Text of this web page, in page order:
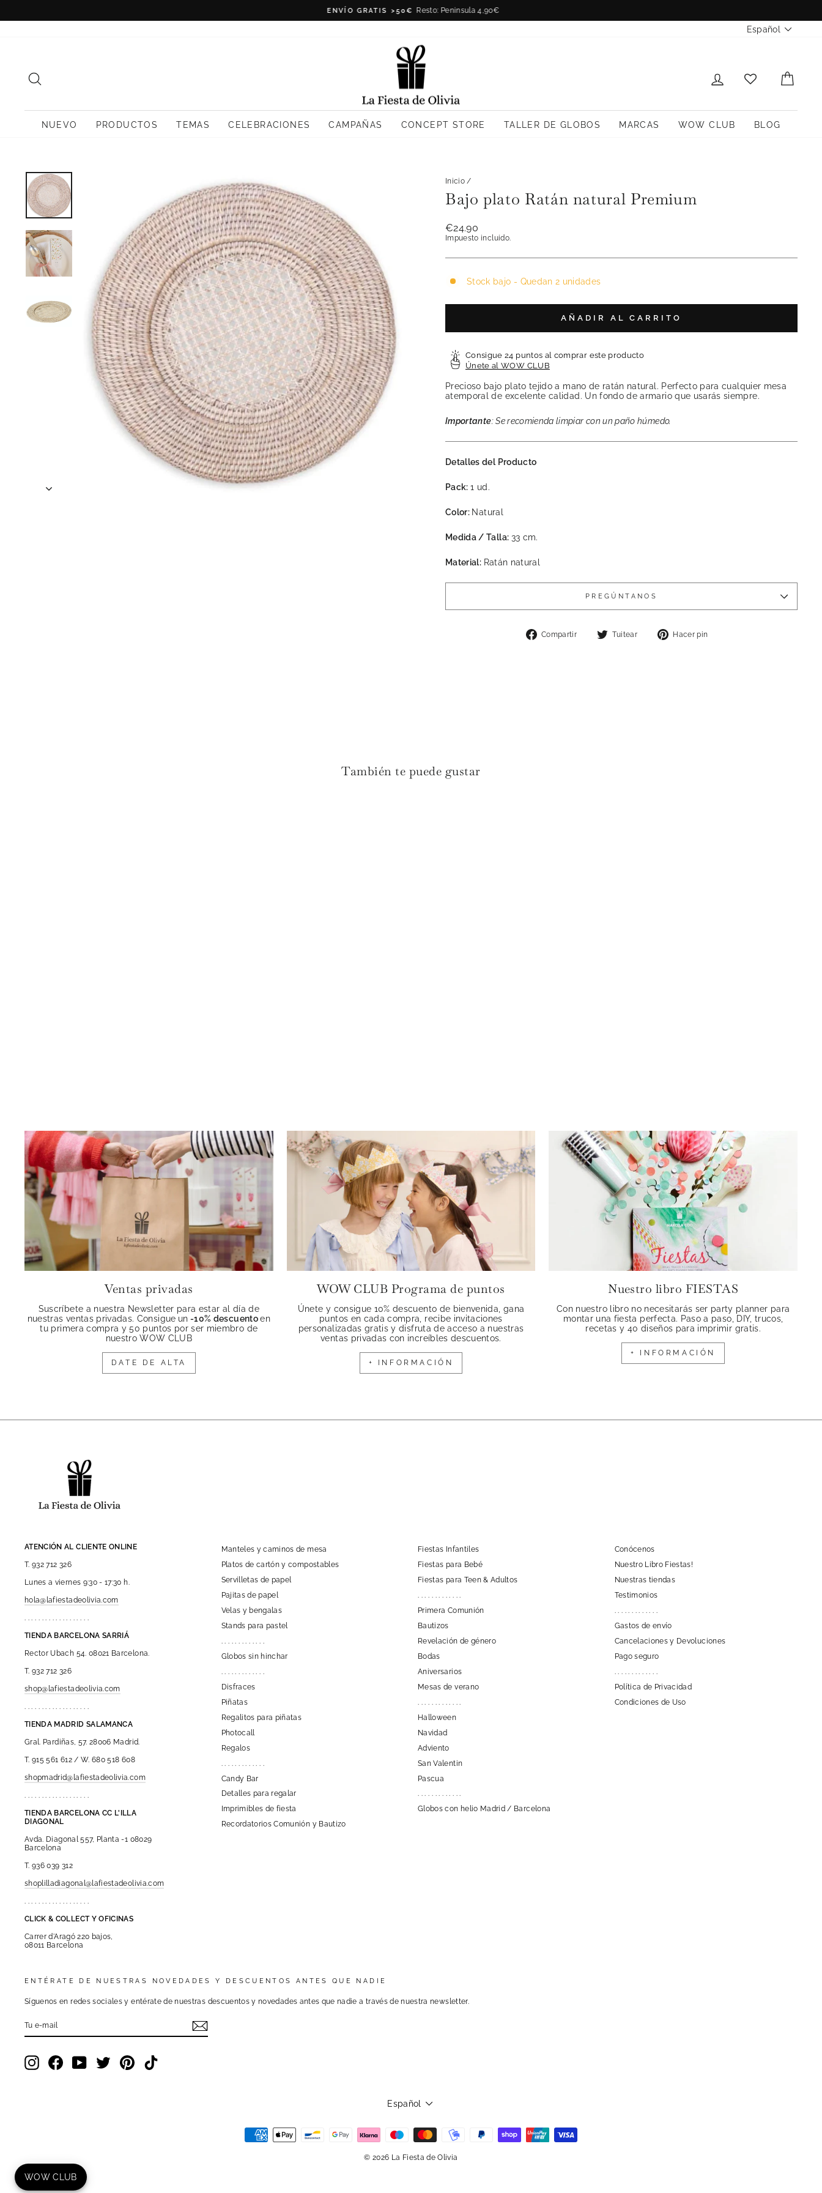
diapositivas
ENVÍO GRATIS >50€ Resto: Peninsula 4,90€
Idioma
Español
INICIAR SESIÓN
NUEVO PRODUCTOS TEMAS CELEBRACIONES CAMPAÑAS CONCEPT STORE TALLER DE GLOBOS MARCAS WOW CLUB BLOG
Inicio /
Bajo plato Ratán natural Premium
Precio
habitual
€24.90
Impuesto incluido.
Stock bajo - Quedan 2 unidades
AÑADIR AL CARRITO
Consigue 24 puntos al comprar este producto
Únete al WOW CLUB
Precioso bajo plato tejido a mano de ratán natural. Perfecto para cualquier mesa
atemporal de excelente calidad. Un fondo de armario que usarás siempre.
Importante: Se recomienda limpiar con un paño húmedo.
Detalles del Producto
Pack:1 ud.
Color: Natural
Medida / Talla: 33 cm.
Material: Ratán natural
PREGÚNTANOS
Compartir
Compartir
Tuitear
TuitearHacer pin
También te puede gustar
Ventas privadas
Suscríbete a nuestra Newsletter para estar al día de
nuestras ventas privadas. Consigue un -10% descuentoen
tu primera compra y 50 puntos por ser miembro de
nuestro WOW CLUB
DATE DE ALTA
WOW CLUB Programa de puntos
Únete y consigue 10% descuento de bienvenida, gana
puntos en cada compra, recibe invitaciones
personalizadas gratis y disfruta de acceso a nuestras
ventas privadas con increíbles descuentos.
+ INFORMACIÓN
Nuestro libro FIESTAS
Con nuestro libro no necesitarás ser party planner para
montar una fiesta perfecta. Paso a paso, DIY, trucos,
recetas y 40 diseños para imprimir gratis.
+ INFORMACIÓN
ATENCIÓN AL CLIENTE ONLINE
T. 932 712 326
Lunes a viernes 9:30 - 17:30 h.
hola@lafiestadeolivia.com
. . . . . . . . . . . . . . . . . . .
TIENDA BARCELONA SARRIÁ
Rector Ubach 54. 08021 Barcelona.
T. 932 712 326
shop@lafiestadeolivia.com
. . . . . . . . . . . . . . . . . . .
TIENDA MADRID SALAMANCA
Gral. Pardiñas, 57. 28006 Madrid.
T. 915 561 612 / W. 680 518 608
shopmadrid@lafiestadeolivia.com
. . . . . . . . . . . . . . . . . . .
TIENDA BARCELONA CC L'ILLA
DIAGONAL
Avda. Diagonal 557, Planta -1 08029
Barcelona
T. 936 039 312
shoplilladiagonal@lafiestadeolivia.com
. . . . . . . . . . . . . . . . . . .
CLICK & COLLECT Y OFICINAS
Carrer d'Aragó 220 bajos,
08011 Barcelona
Manteles y caminos de mesa
Platos de cartón y compostables
Servilletas de papel
Pajitas de papel
Velas y bengalas
Stands para pastel
Globos sin hinchar
Disfraces
Piñatas
Regalitos para piñatas
Photocall
Regalos
Candy Bar
Detalles para regalar
Imprimibles de fiesta
Recordatorios Comunión y Bautizo
Fiestas Infantiles
Fiestas para Bebé
Fiestas para Teen & Adultos
. . . . . . . . . . . . .
Primera Comunión
Bautizos
Revelación de género
Bodas
Aniversarios
Mesas de verano
Halloween
Navidad
Adviento
San Valentin
Pascua
. . . . . . . . . . . . .
Globos con helio Madrid / Barcelona
Conócenos
Nuestro Libro Fiestas!
Nuestras tiendas
Testimonios
. . . . . . . . . . . . .
Gastos de envío
Cancelaciones y Devoluciones
Pago seguro
Política de Privacidad
Condiciones de Uso
ENTÉRATE DE NUESTRAS NOVEDADES Y DESCUENTOS ANTES QUE NADIE
Síguenos en redes sociales y entérate de nuestras descuentos y novedades antes que nadie a través de nuestra newsletter.
E-
InstagramFacebookYouTube Twitter Pinterest
Idioma
Español
© 2026 La Fiesta de Olivia
WOW CLUB